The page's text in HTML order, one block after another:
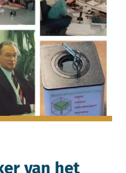
van het